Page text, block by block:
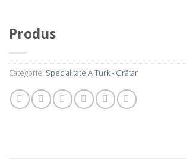
Produs
Categorie: Specialitate A Turk - Grătar